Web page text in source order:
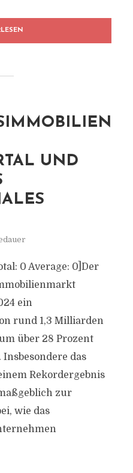
UND
0 Average: 0]Der
ein
rund 1,3 Milliarden
über 28 Prozent
das
Rekordergebnis
zur
wie das